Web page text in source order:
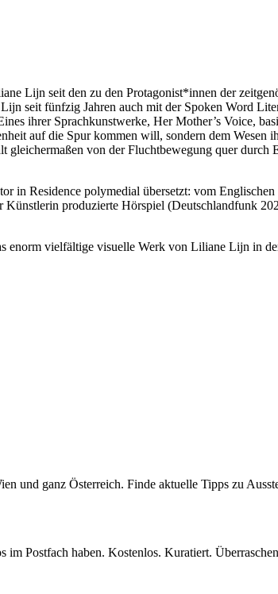
Lijn seit den zu den Protagonist*innen der
seit fünfzig Jahren auch mit der Spoken Word
ihrer Sprachkunstwerke, Her Mother’s Voice,
auf die Spur kommen will, sondern dem Wesen
von der Fluchtbewegung quer durch
in Residence polymedial übersetzt: vom
Künstlerin produzierte Hörspiel (Deutschlandfunk
enorm vielfältige visuelle Werk von Liliane Lijn in
und ganz Österreich. Finde aktuelle Tipps zu
Postfach haben. Kostenlos. Kuratiert.